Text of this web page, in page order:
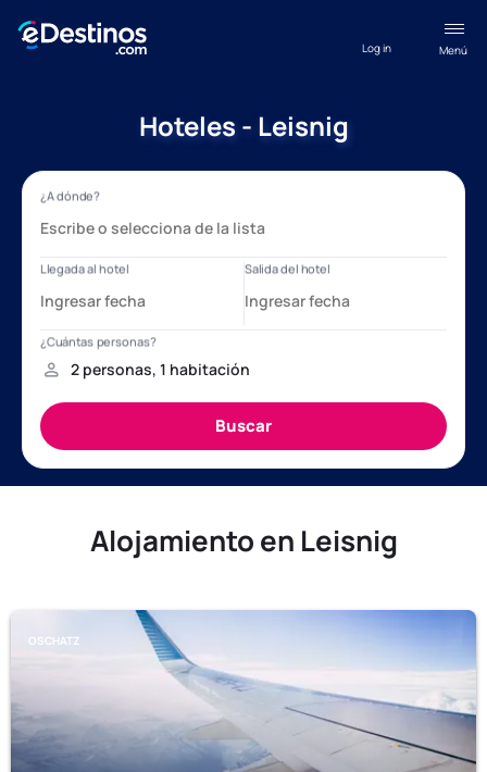
Menú
Log in
Hoteles - Leisnig
Alojamiento en Leisnig
OSCHATZ